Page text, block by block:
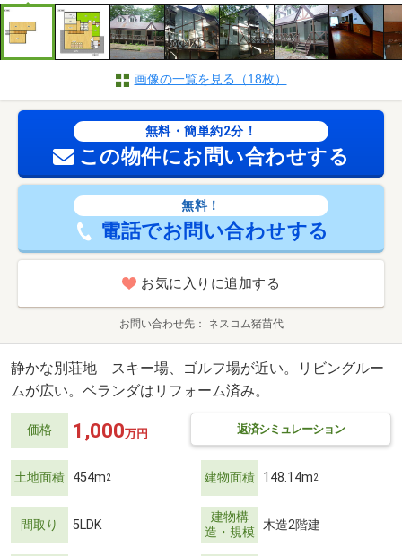
画像の一覧を見る（18枚）
無料・簡単約2分！
この物件にお問い合わせする
無料！
電話でお問い合わせする
お気に入りに追加する
お問い合わせ先 ネスコム猪苗代
静かな別荘地 スキー場、ゴルフ場が近い。リビングルー
ムが広い。ベランダはリフォーム済み。
価格 返済シミュレーション
1,000万円
土地面積 454m2 建物面積 148.14m2
間取り 5LDK
建物構
造・規模 木造2階建